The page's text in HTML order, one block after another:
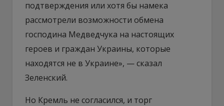
подтверждения или хотя бы намека
рассмотрели возможности обмена
господина Медведчука на настоящих
героев и граждан Украины, которые
находятся не в Украине», — сказал
Зеленский.
Но Кремль не согласился, и торг